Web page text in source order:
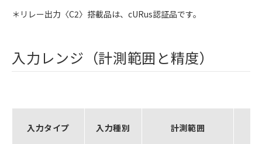
＊リレー出力〈C2〉搭載品は、cURus認証品です。
入力レンジ（計測範囲と精度）
入力タイプ 入力種別 計測範囲